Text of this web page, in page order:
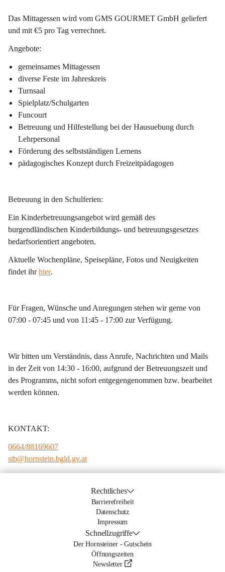
Das Mittagessen wird vom GMS GOURMET GmbH geliefert
und mit €5 pro Tag verrechnet.
Angebote:
gemeinsames Mittagessen
diverse Feste im Jahreskreis
Turnsaal
Spielplatz/Schulgarten
Funcourt
Betreuung und Hilfestellung bei der Hausuebung durch
Lehrpersonal
Förderung des selbstständigen Lernens
pädagogisches Konzept durch Freizeitpädagogen
Betreuung in den Schulferien:
Ein Kinderbetreuungsangebot wird gemäß des
burgendländischen Kinderbildungs- und betreuungsgesetzes
bedarfsorientiert angeboten.
Aktuelle Wochenpläne, Speisepläne, Fotos und Neuigkeiten
findet ihr hier.
Für Fragen, Wünsche und Anregungen stehen wir gerne von
07:00 - 07:45 und von 11:45 - 17:00 zur Verfügung.
Wir bitten um Verständnis, dass Anrufe, Nachrichten und Mails
in der Zeit von 14:30 - 16:00, aufgrund der Betreuungszeit und
des Programms, nicht sofort entgegengenommen bzw. bearbeitet
werden können.
KONTAKT:
0664/88169607
stb@hornstein.bgld.gv.at
Rechtliches
Barrierefreiheit
Datenschutz
Impressum
Schnellzugriffe
Der Hornsteiner - Gutschein
Öffnungszeiten
Newsletter